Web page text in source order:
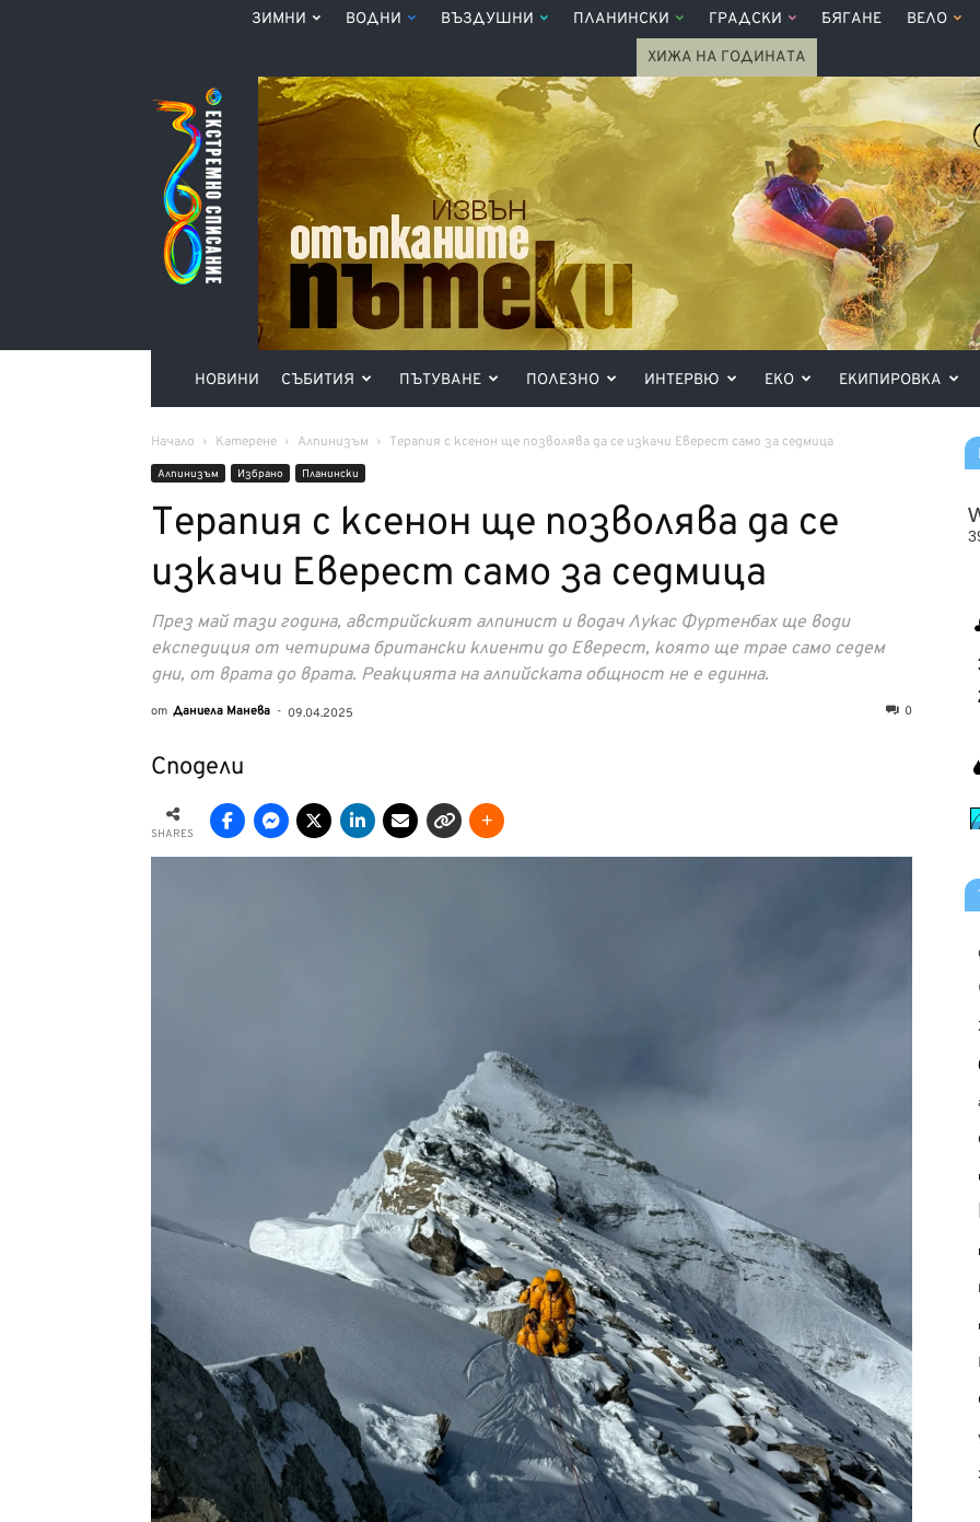
ЗИМНИ ВОДНИ ВЪЗДУШНИ ПЛАНИНСКИ ГРАДСКИ БЯГАНЕ ВЕЛО
ХИЖА НА ГОДИНАТА
Списание
360°
НОВИНИ СЪБИТИЯ ПЪТУВАНЕ ПОЛЕЗНО ИНТЕРВЮ ЕКО ЕКИПИРОВКА
Начало Катерене Алпинизъм Терапия с ксенон ще позволява да се изкачи Еверест само за седмица
Алпинизъм Избрано Планински
Терапия с ксенон ще позволява да се
изкачи Еверест само за седмица
През май тази година, австрийският алпинист и водач Лукас Фуртенбах ще води
експедиция от четирима британски клиенти до Еверест, която ще трае само седем
дни, от врата до врата. Реакцията на алпийската общност не е единна.
от Даниела Манева - 09.04.2025 0
Сподели
SHARES